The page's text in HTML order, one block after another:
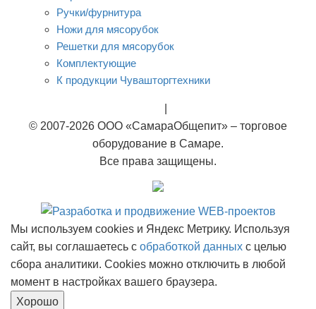
Ручки/фурнитура
Ножи для мясорубок
Решетки для мясорубок
Комплектующие
К продукции Чувашторгтехники
© 2007-2026 ООО «СамараОбщепит» – торговое
оборудование в Самаре.
Все права защищены.
Мы используем cookies и Яндекс Метрику. Используя
сайт, вы соглашаетесь с обработкой данных с целью
сбора аналитики. Cookies можно отключить в любой
момент в настройках вашего браузера.
Хорошо